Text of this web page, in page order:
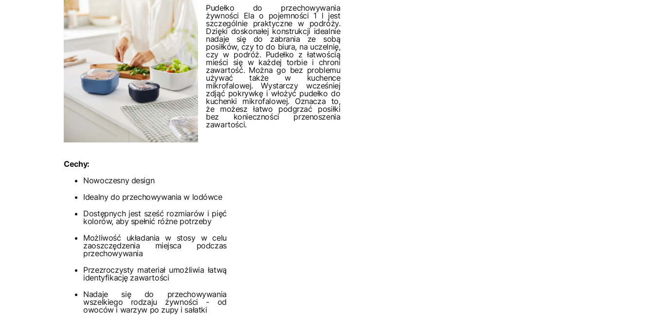
Pudełko do przechowywania
żywności Ela o pojemności 1 l jest
szczególnie praktyczne w podróży.
Dzięki doskonałej konstrukcji idealnie
nadaje się do zabrania ze sobą
posiłków, czy to do biura, na uczelnię,
czy w podróż. Pudełko z łatwością
mieści się w każdej torbie i chroni
zawartość. Można go bez problemu
używać także w kuchence
mikrofalowej. Wystarczy wcześniej
zdjąć pokrywkę i włożyć pudełko do
kuchenki mikrofalowej. Oznacza to,
że możesz łatwo podgrzać posiłki
bez konieczności przenoszenia
zawartości.
Cechy:
Nowoczesny design
Idealny do przechowywania w lodówce
Dostępnych jest sześć rozmiarów i pięć
kolorów, aby spełnić różne potrzeby
Możliwość układania w stosy w celu
zaoszczędzenia miejsca podczas
przechowywania
Przezroczysty materiał umożliwia łatwą
identyfikację zawartości
Nadaje się do przechowywania
wszelkiego rodzaju żywności - od
owoców i warzyw po zupy i sałatki